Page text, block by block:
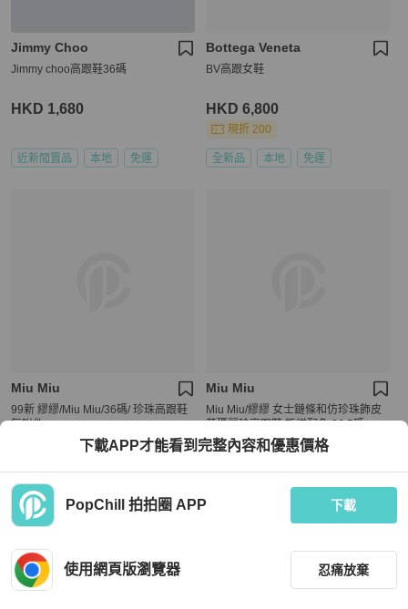
Jimmy Choo
Jimmy choo高跟鞋36碼
HKD 1,680
近新閒置品 本地 免運
Bottega Veneta
BV高跟女鞋
HKD 6,800
現折 200
全新品 本地 免運
Miu Miu
99新 繆繆/Miu Miu/36碼/ 珍珠高跟鞋
無附件
現折 200
近新閒置品 本地 免運
Miu Miu
Miu Miu/繆繆 女士鏈條和仿珍珠飾皮
革瑪麗珍高跟鞋 熊貓配色 36.5碼
HKD 5,980
現折 200
免運
下載APP才能看到完整內容和優惠價格
PopChill 拍拍圈 APP 下載
使用網頁版瀏覽器 忍痛放棄